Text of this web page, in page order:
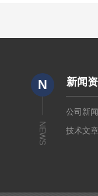
N
NEWS
新闻
公司新
技术文